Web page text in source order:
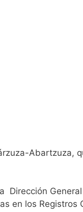
Abartzuza,
Dirección
en los Registros